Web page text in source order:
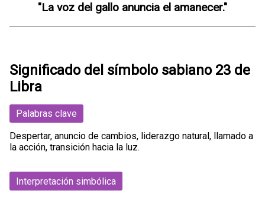
"La voz del gallo anuncia el amanecer."
Significado del símbolo sabiano 23 de
Libra
Palabras clave
Despertar, anuncio de cambios, liderazgo natural, llamado a
la acción, transición hacia la luz.
Interpretación simbólica